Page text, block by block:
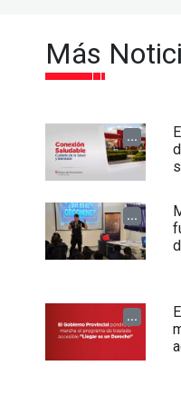
Más
...
...
...